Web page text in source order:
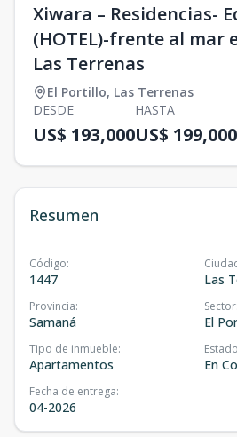
Xiwara – Residencias-
(HOTEL)-frente al mar
Las Terrenas
El Portillo, Las Terrenas
DESDE
US$ 193,000
HASTA
US$ 199,000
Resumen
Código:
1447 Las
Provincia:
Samaná
Sector
El
Tipo de inmueble:
Apartamentos
Estado
En
Fecha de entrega:
04-2026